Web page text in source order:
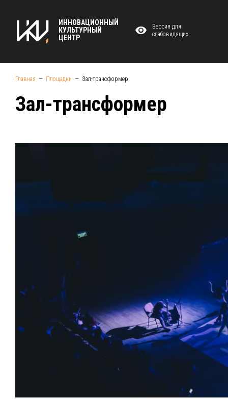
ИННОВАЦИОННЫЙ
КУЛЬТУРНЫЙ
ЦЕНТР
Версия для
слабовидящих
Главная Площадки Зал-трансформер
Зал-трансформер